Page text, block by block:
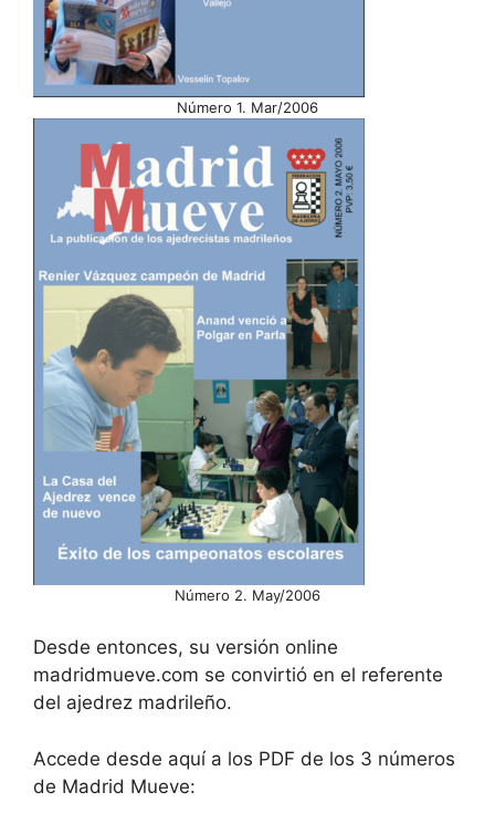
Número 1. Mar/2006
Número 2. May/2006
Desde entonces, su versión online
madridmueve.com se convirtió en el referente
del ajedrez madrileño.
Accede desde aquí a los PDF de los 3 números
de Madrid Mueve: